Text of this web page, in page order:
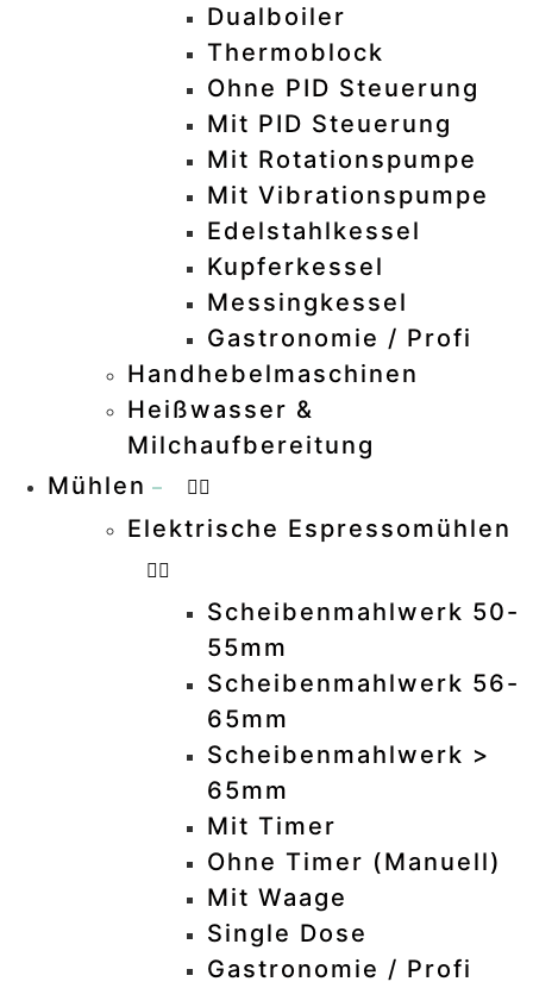
Dualboiler
Thermoblock
Ohne PID Steuerung
Mit PID Steuerung
Mit Rotationspumpe
Mit Vibrationspumpe
Edelstahlkessel
Kupferkessel
Messingkessel
Gastronomie / Profi
Handhebelmaschinen
Heißwasser &
Milchaufbereitung
Mühlen –
Elektrische Espressomühlen
Scheibenmahlwerk 50-
55mm
Scheibenmahlwerk 56-
65mm
Scheibenmahlwerk >
65mm
Mit Timer
Ohne Timer (manuell)
Mit Waage
Single Dose
Gastronomie / Profi